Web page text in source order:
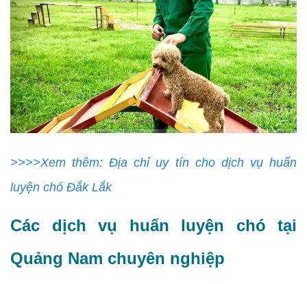
>>>>Xem thêm: Địa chỉ uy tín cho dịch vụ huấn
luyện chó Đắk Lắk
Các dịch vụ huấn luyện chó tại
Quảng Nam chuyên nghiệp